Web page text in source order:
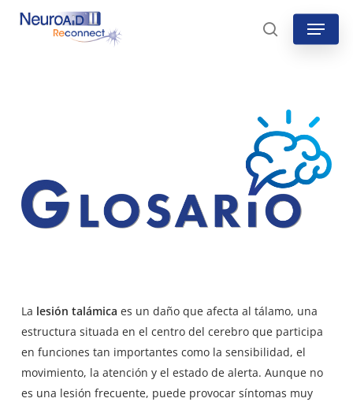
Skip
search
Menu
La lesión talámica es un daño que afecta al tálamo, una
estructura situada en el centro del cerebro que participa
en funciones tan importantes como la sensibilidad, el
movimiento, la atención y el estado de alerta. Aunque no
es una lesión frecuente, puede provocar síntomas muy